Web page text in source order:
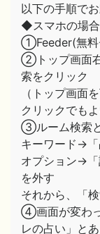
以下の手順でお
◆スマホの場合
①Feeder(無料
②トップ画面
索をクリック
（トップ画面
クリックでもよ
③ルーム検索と
キーワード→「
オプション→「
を外す
それから、「
④画面が変わ
レの占い」と